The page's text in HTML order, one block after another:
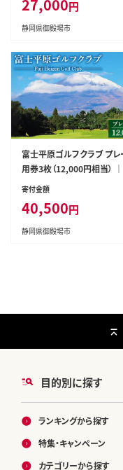
27,000円
静岡県御殿場市
富士平原ゴルフクラブ プレ
用券3枚（12,000円相当）
ルフ ゴルフ場 ごるふ プレー
寄付金額
40,500円
静岡県御殿場市
目的別に探す
ランキングから探す
特集・キャンペーン
カテゴリーから探す